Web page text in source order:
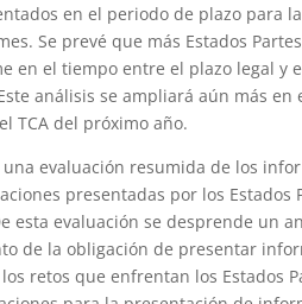
en el periodo de plazo para la
Se prevé que más Estados Partes
en el tiempo entre el plazo legal y
análisis se ampliará aún más en
TCA del próximo año.
evaluación resumida de los
presentadas por los Estados
esta evaluación se desprende un
de la obligación de presentar
retos que enfrentan los Estados